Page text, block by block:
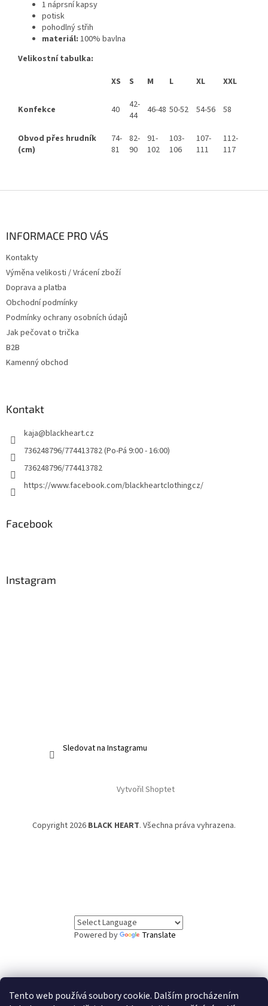
Tento web používá soubory cookie. Dalším procházením
1 náprsní kapsy
potisk
pohodlný střih
materiál: 100% bavlna
Velikostní tabulka:
XS
S M L XL XXL
Konfekce 40
42-
44
46-48 50-52 54-56 58
Obvod přes hrudník
(cm)
74-
81
82-
90
91-
102
103-
106
107-
111
112-
117
INFORMACE PRO VÁS
Kontakty
Výměna velikosti / Vrácení zboží
Doprava a platba
Obchodní podmínky
Podmínky ochrany osobních údajů
Jak pečovat o trička
B2B
Kamenný obchod
Kontakt
kaja@blackheart.cz
736248796/774413782 (Po-Pá 9:00 - 16:00)
736248796/774413782
https://www.facebook.com/blackheartclothingcz/
Facebook
Instagram
Sledovat na Instagramu
Vytvořil Shoptet
Copyright 2026 BLACK HEART. Všechna práva vyhrazena.
Powered by Translate